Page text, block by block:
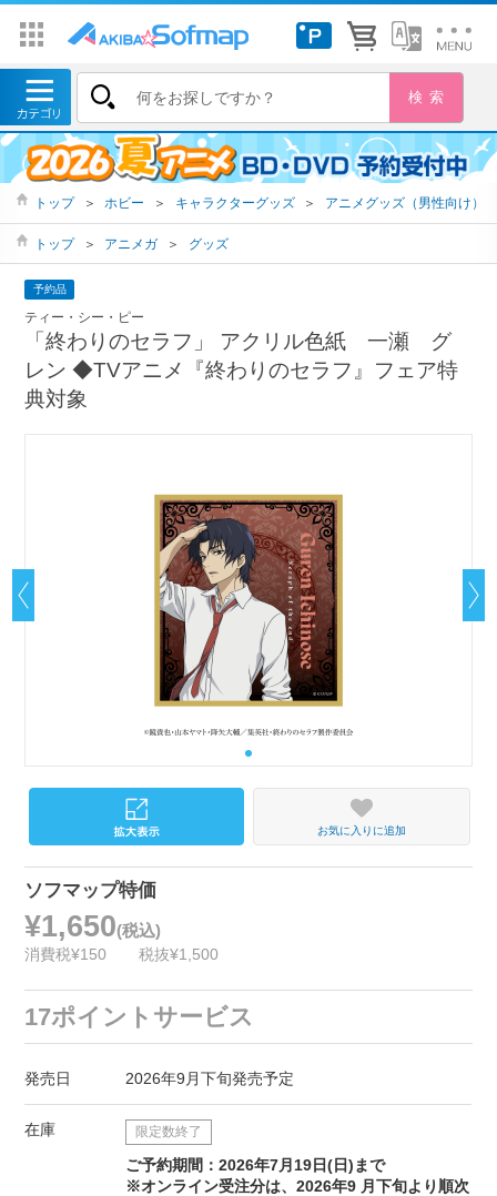
トップ ＞ ホビー ＞ キャラクターグッズ ＞ アニメグッズ（男性向け）
トップ ＞ アニメガ ＞ グッズ
予約品
ティー・シー・ピー
「終わりのセラフ」 アクリル色紙 一瀬 グ
レン ◆TVアニメ『終わりのセラフ』フェア特
典対象
お気に入りに追加
ソフマップ特価
¥1,650(税込)
消費税¥150 税抜¥1,500
17ポイントサービス
発売日 2026年9月下旬発売予定
在庫 限定数終了
ご予約期間：2026年7月19日(日)まで
※オンライン受注分は、2026年9 月下旬より順次